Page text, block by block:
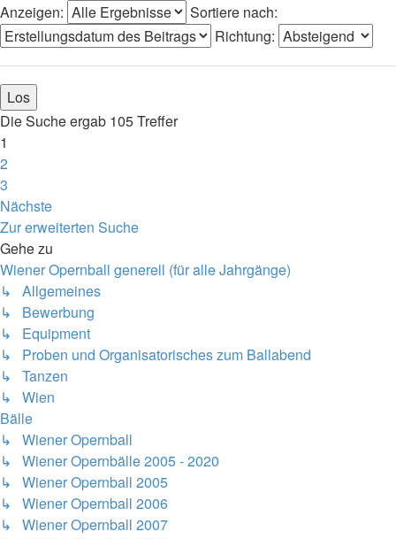
Anzeigen:
Sortiere nach:
Richtung:
Die Suche ergab 105 Treffer
1
2
3
Nächste
Zur erweiterten Suche
Gehe zu
Wiener Opernball generell (für alle Jahrgänge)
↳ Allgemeines
↳ Bewerbung
↳ Equipment
↳ Proben und Organisatorisches zum Ballabend
↳ Tanzen
↳ Wien
Bälle
↳ Wiener Opernball
↳ Wiener Opernbälle 2005 - 2020
↳ Wiener Opernball 2005
↳ Wiener Opernball 2006
↳ Wiener Opernball 2007